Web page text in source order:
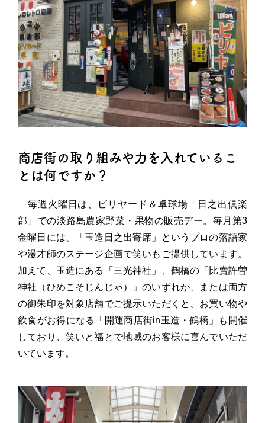
商店街の取り組みや力を入れているこ
とは何ですか？
毎週火曜日は、ビリヤード＆卓球場「日之出倶楽
部」での淡路島農家野菜・果物の販売デー。毎月第3
金曜日には、「玉造日之出寄席」というプロの落語家
や漫才師のステージ企画で笑いもご提供しています。
加えて、玉造にある「三光神社」、鶴橋の「比賣許曽
神社（ひめこそじんじゃ）」のいずれか、または両方
の御朱印を対象店舗でご提示いただくと、お買い物や
飲食がお得になる「開運商店街in玉造・鶴橋」も開催
しており、笑いと福とで地域のお客様に喜んでいただ
いています。